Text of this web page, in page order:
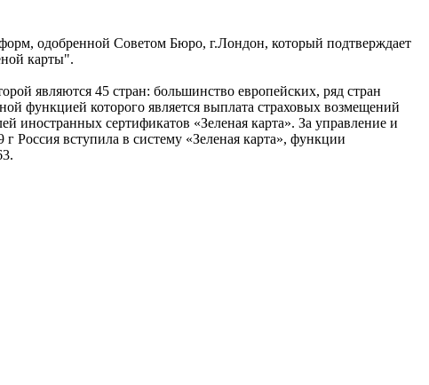
одобренной Советом Бюро, г.Лондон, который подтверждает
карты".
являются 45 стран: большинство европейских, ряд стран
функцией которого является выплата страховых возмещений
иностранных сертификатов «Зеленая карта». За управление и
Россия вступила в систему «Зеленая карта», функции